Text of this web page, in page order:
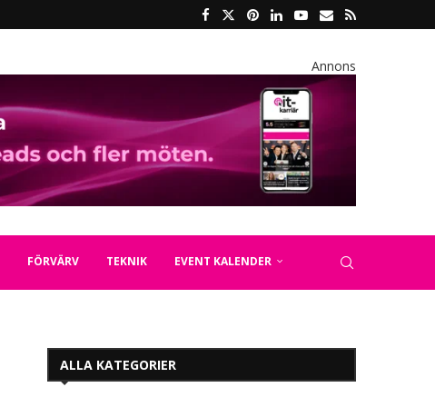
Annons
FÖRVÄRV TEKNIK EVENT KALENDER
ALLA KATEGORIER